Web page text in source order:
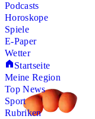
Podcasts
Horoskope
Spiele
E-Paper
Wetter
Startseite
Meine Region
Top News
Sport
Rubriken